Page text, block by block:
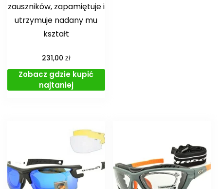
zauszników, zapamiętuje i
utrzymuje nadany mu
kształt
231,00 zł
Zobacz gdzie kupić
najtaniej